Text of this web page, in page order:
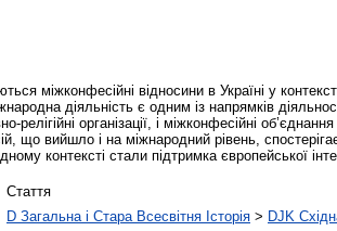
міжконфесійні відносини в Україні у
діяльність є одним із напрямків
релігійні організації, і міжконфесійні
що вийшло і на міжнародний рівень,
контексті стали підтримка європейської
Стаття
D Загальна і Стара Всесвітня Історія > DJK